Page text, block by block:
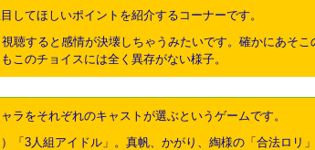
してほしいポイントを紹介するコーナーです。
聴すると感情が決壊しちゃうみたいです。確かにあそ
このチョイスには全く異存がない様子。
ラをそれぞれのキャストが選ぶというゲームです。
「3人組アイドル」。真帆、かがり、綯様の「合法ロ